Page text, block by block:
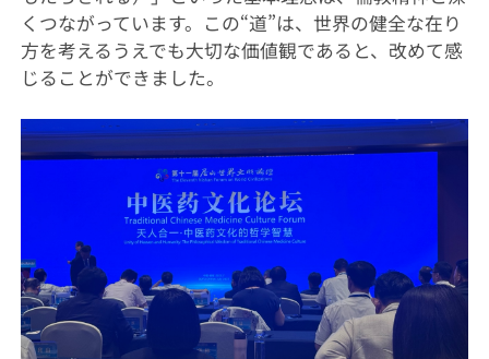
くつながっています。この“道”は、世界の健全な在り
方を考えるうえでも大切な価値観であると、改めて感
じることができました。